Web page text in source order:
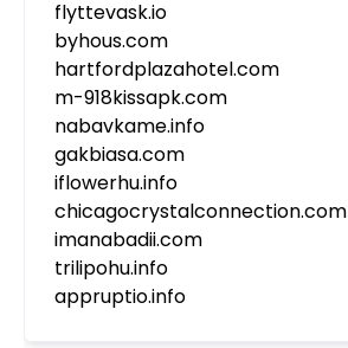
flyttevask.io
byhous.com
hartfordplazahotel.com
m-918kissapk.com
nabavkame.info
gakbiasa.com
iflowerhu.info
chicagocrystalconnection.com
imanabadii.com
trilipohu.info
appruptio.info